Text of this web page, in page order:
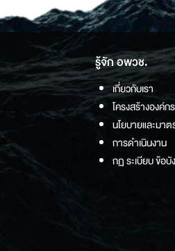
รู้จัก อพวช.
เกี่ยวกับเรา
โครงสร้างองค์กร
นโยบายและมา
การดำเนินงาน
กฏ ระเบียบ ข้อบั